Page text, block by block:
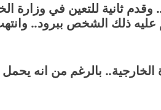
ثانية للتعين في وزارة
ذلك الشخص ببرود..
بالرغم من انه يحمل